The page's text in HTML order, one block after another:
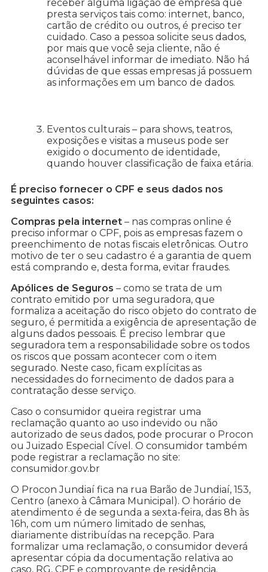
receber alguma ligação de empresa que
presta serviços tais como: internet, banco,
cartão de crédito ou outros, é preciso ter
cuidado. Caso a pessoa solicite seus dados,
por mais que você seja cliente, não é
aconselhável informar de imediato. Não há
dúvidas de que essas empresas já possuem
as informações em um banco de dados.
Eventos culturais – para shows, teatros,
exposições e visitas a museus pode ser
exigido o documento de identidade,
quando houver classificação de faixa etária.
É preciso fornecer o CPF e seus dados nos
seguintes casos:
Compras pela internet – nas compras online é
preciso informar o CPF, pois as empresas fazem o
preenchimento de notas fiscais eletrônicas. Outro
motivo de ter o seu cadastro é a garantia de quem
está comprando e, desta forma, evitar fraudes.
Apólices de Seguros – como se trata de um
contrato emitido por uma seguradora, que
formaliza a aceitação do risco objeto do contrato de
seguro, é permitida a exigência de apresentação de
alguns dados pessoais. É preciso lembrar que
seguradora tem a responsabilidade sobre os todos
os riscos que possam acontecer com o item
segurado. Neste caso, ficam explícitas as
necessidades do fornecimento de dados para a
contratação desse serviço.
Caso o consumidor queira registrar uma
reclamação quanto ao uso indevido ou não
autorizado de seus dados, pode procurar o Procon
ou Juizado Especial Cível. O consumidor também
pode registrar a reclamação no site:
consumidor.gov.br
O Procon Jundiaí fica na rua Barão de Jundiaí, 153,
Centro (anexo à Câmara Municipal). O horário de
atendimento é de segunda a sexta-feira, das 8h às
16h, com um número limitado de senhas,
diariamente distribuídas na recepção. Para
formalizar uma reclamação, o consumidor deverá
apresentar cópia da documentação relativa ao
caso, RG, CPF e comprovante de residência.